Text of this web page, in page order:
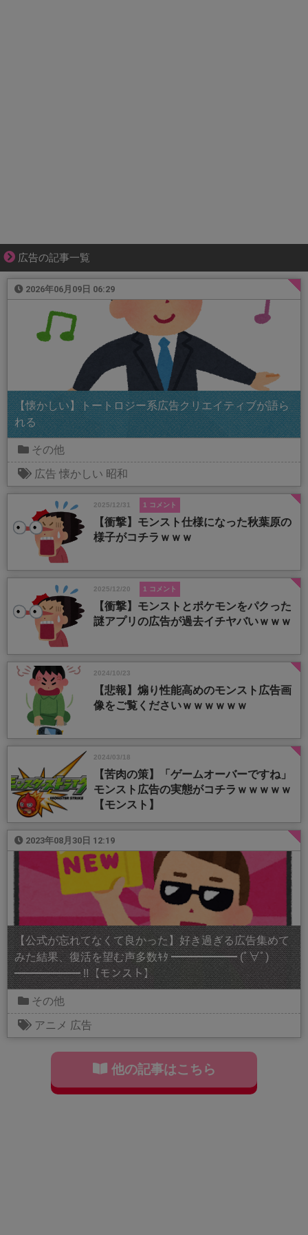
広告の記事一覧
2026年06月09日 06:29
【懐かしい】トートロジー系広告クリエイティブが語ら
れる
その他
広告 懐かしい 昭和
2025/12/31 1 コメント
【衝撃】モンスト仕様になった秋葉原の
様子がコチラｗｗｗ
2025/12/20 1 コメント
【衝撃】モンストとポケモンをパクった
謎アプリの広告が過去イチヤバいｗｗｗ
2024/10/23
【悲報】煽り性能高めのモンスト広告画
像をご覧くださいｗｗｗｗｗｗ
2024/03/18
【苦肉の策】「ゲームオーバーですね」
モンスト広告の実態がコチラｗｗｗｗｗ
【モンスト】
2023年08月30日 12:19
【公式が忘れてなくて良かった】好き過ぎる広告集めて
みた結果、復活を望む声多数ｷﾀ ━━━━━━ (ﾟ∀ﾟ)
━━━━━━ !!【モンスト】
その他
アニメ 広告
他の記事はこちら